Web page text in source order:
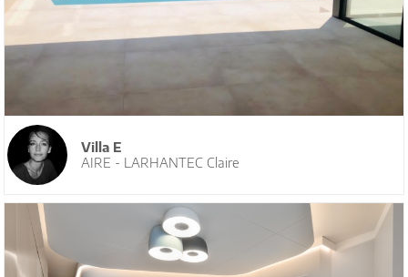
Villa E
AIRE - LARHANTEC Claire